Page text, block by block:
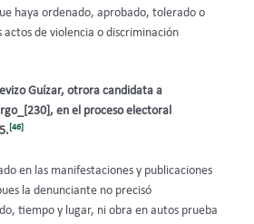
haya ordenado, aprobado, tolerado o
actos de violencia o discriminación
Guízar, otrora candidata a
en el proceso electoral
[46]
en las manifestaciones y publicaciones
la denunciante no precisó
tiempo y lugar, ni obra en autos prueba